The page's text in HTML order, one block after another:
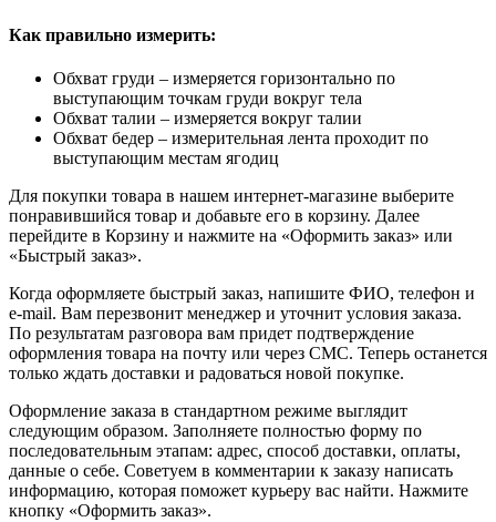
Как правильно измерить:
Обхват груди – измеряется горизонтально по
выступающим точкам груди вокруг тела
Обхват талии – измеряется вокруг талии
Обхват бедер – измерительная лента проходит по
выступающим местам ягодиц
Для покупки товара в нашем интернет-магазине выберите
понравившийся товар и добавьте его в корзину. Далее
перейдите в Корзину и нажмите на «Оформить заказ» или
«Быстрый заказ».
Когда оформляете быстрый заказ, напишите ФИО, телефон и
e-mail. Вам перезвонит менеджер и уточнит условия заказа.
По результатам разговора вам придет подтверждение
оформления товара на почту или через СМС. Теперь останется
только ждать доставки и радоваться новой покупке.
Оформление заказа в стандартном режиме выглядит
следующим образом. Заполняете полностью форму по
последовательным этапам: адрес, способ доставки, оплаты,
данные о себе. Советуем в комментарии к заказу написать
информацию, которая поможет курьеру вас найти. Нажмите
кнопку «Оформить заказ».